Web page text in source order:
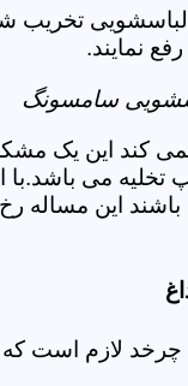
تخریب
نمایند.
سامسونگ
کند این یک
تخلیه می
باشند این
لازم است که